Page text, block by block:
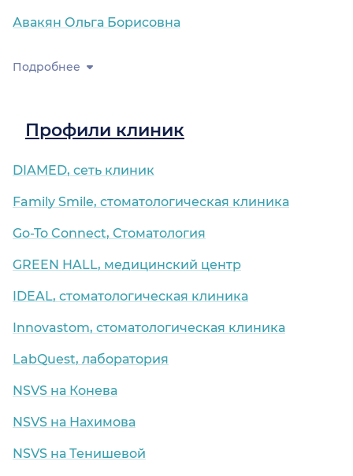
Авакян Ольга Борисовна
Подробнее
Профили клиник
DIAMED, сеть клиник
Family Smile, стоматологическая клиника
Go-To Connect, Стоматология
GREEN HALL, медицинский центр
IDEAL, стоматологическая клиника
Innovastom, стоматологическая клиника
LabQuest, лаборатория
NSVS на Конева
NSVS на Нахимова
NSVS на Тенишевой